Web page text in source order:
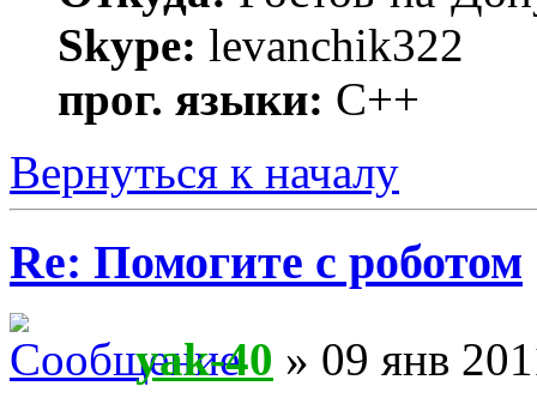
Skype: levanchik322
прог. языки: С++
Вернуться к началу
Re: Помогите с роботом
yak-40 » 09 янв